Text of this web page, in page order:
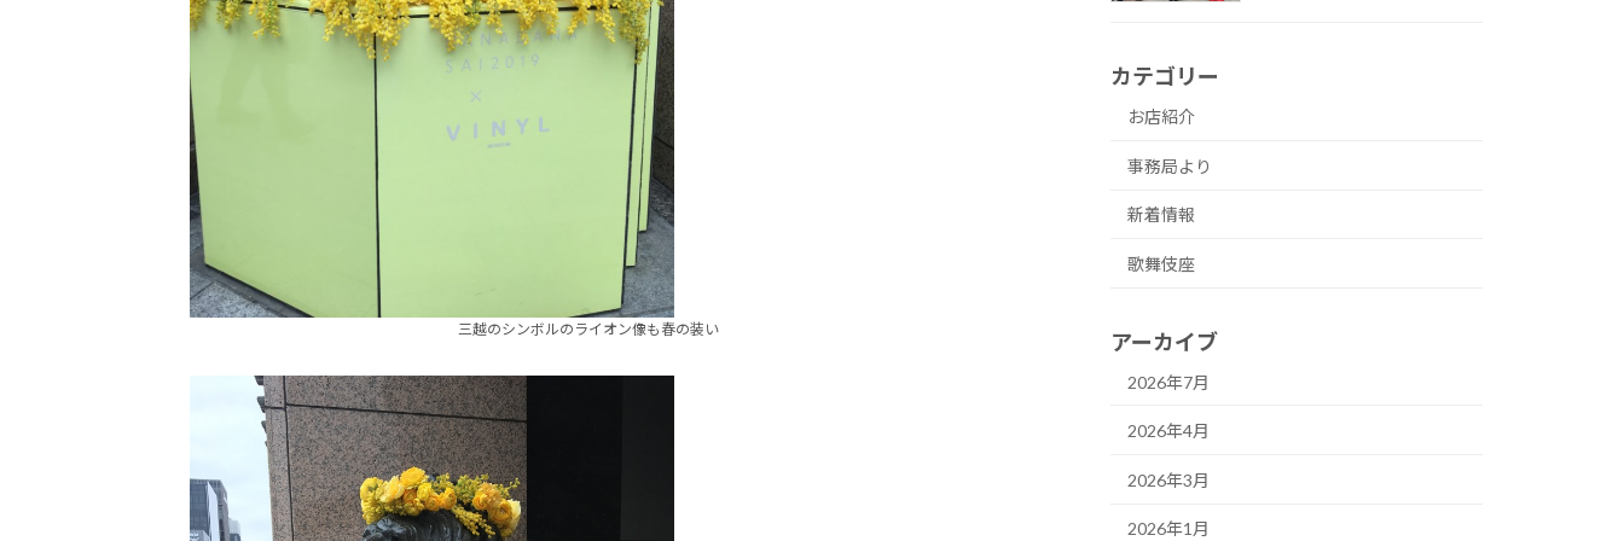
三越のシンボルのライオン像も春の装い
カテゴリー
お店紹介
事務局より
新着情報
歌舞伎座
アーカイブ
2026年7月
2026年4月
2026年3月
2026年1月